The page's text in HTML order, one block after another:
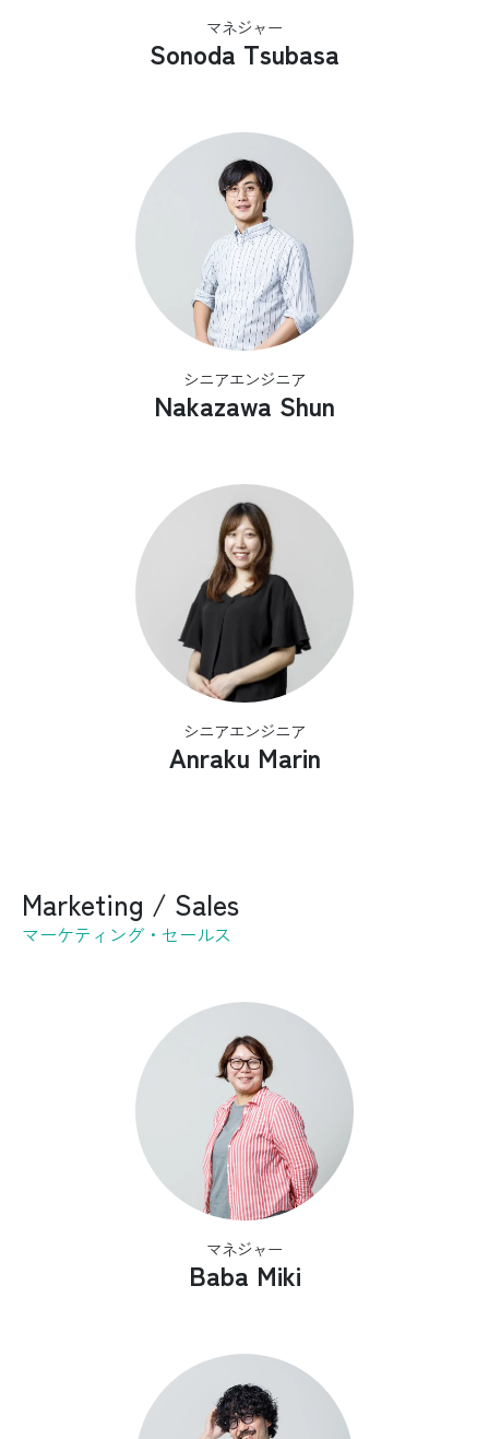
マネジャー
Sonoda Tsubasa
シニアエンジニア
Nakazawa Shun
シニアエンジニア
Anraku Marin
Marketing / Sales
マーケティング・セールス
マネジャー
Baba Miki